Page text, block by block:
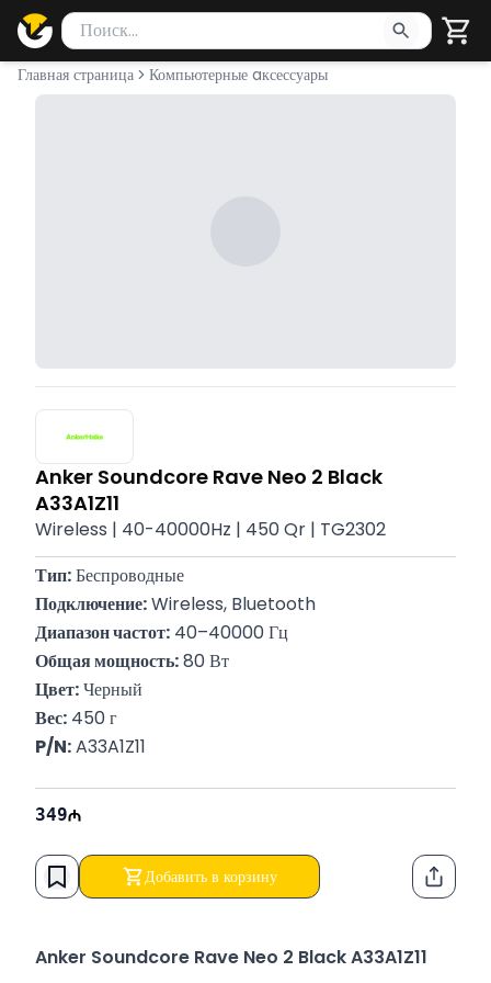
Поиск товаров
Введите минимум 2 символа для поиска. Нажмите Enter
Главная страница Компьютерные aксессуары
Anker Soundcore Rave Neo 2 Black
A33A1Z11
Wireless | 40-40000Hz | 450 Qr | TG2302
Тип: Беспроводные
Подключение: Wireless, Bluetooth
Диапазон частот: 40–40000 Гц
Общая мощность: 80 Вт
Цвет: Черный
Вес: 450 г
P/N: A33A1Z11
349
Добавить в корзину
Anker Soundcore Rave Neo 2 Black A33A1Z11